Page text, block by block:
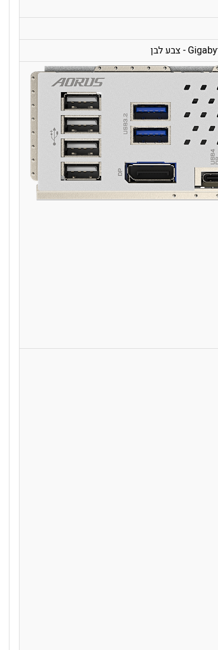
129
משטח ג'ל לעכבר Ivory Style
26
₪
מחיר באילת:22
₪
הוסף לסל
אוזניות Logitech Stereo
Headset H151 עם מיקרופון
בצבע שחור
69